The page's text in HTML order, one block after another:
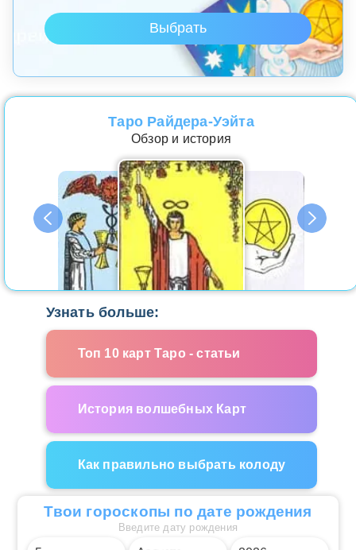
Таро Райдера-Уэйта
Обзор и история
Узнать больше:
Топ 10 карт Таро - статьи
История волшебных Карт
Как правильно выбрать колоду
Твои гороскопы по дате рождения
Введите дату рождения